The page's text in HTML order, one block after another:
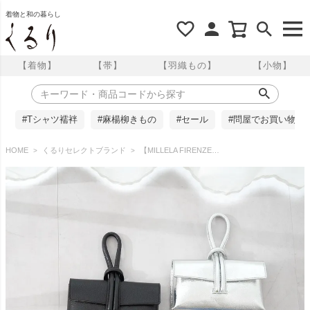
着物と和の暮らし
【着物】 【帯】 【羽織もの】 【小物】
#Tシャツ襦袢 #麻楊柳きもの #セール #問屋でお買い物
HOME くるりセレクトブランド 【MILLELA FIRENZE（ミレッラフィレンツェ）】 ループハンドバック